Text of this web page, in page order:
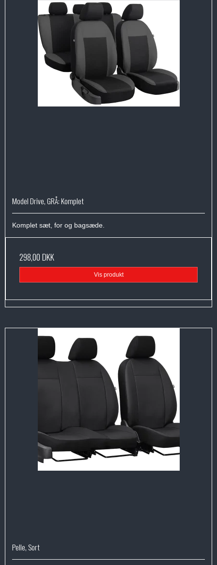
Model Drive, GRÅ: Komplet
Komplet sæt, for og bagsæde.
298,00 DKK
Vis produkt
Pelle, Sort